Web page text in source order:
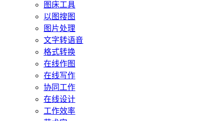
图床工具
以图搜图
图片处理
文字转语音
格式转换
在线作图
在线写作
协同工作
在线设计
工作效率